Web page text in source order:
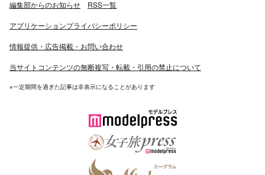
編集部からのお知らせ RSS一覧
アプリケーションプライバシーポリシー
情報提供・広告掲載・お問い合わせ
当サイトコンテンツの無断複写・転載・引用の禁止について
※一定期間を過ぎた記事は非表示になることがあります